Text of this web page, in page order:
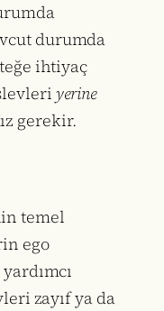
durumda
ihtiyaç
yerine
gerekir.
temel
ego
zayıf ya da